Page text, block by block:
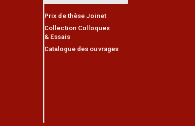
Prix de thèse Joinet
Collection Colloques
& Essais
Catalogue des ouvrages